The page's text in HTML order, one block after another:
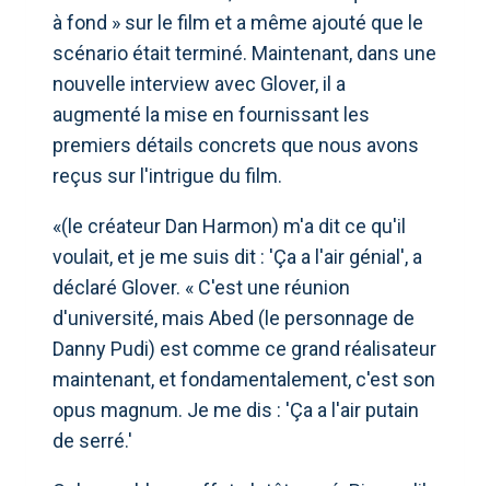
à fond » sur le film et a même ajouté que le
scénario était terminé. Maintenant, dans une
nouvelle interview avec Glover, il a
augmenté la mise en fournissant les
premiers détails concrets que nous avons
reçus sur l'intrigue du film.
«(le créateur Dan Harmon) m'a dit ce qu'il
voulait, et je me suis dit : 'Ça a l'air génial', a
déclaré Glover. « C'est une réunion
d'université, mais Abed (le personnage de
Danny Pudi) est comme ce grand réalisateur
maintenant, et fondamentalement, c'est son
opus magnum. Je me dis : 'Ça a l'air putain
de serré.'